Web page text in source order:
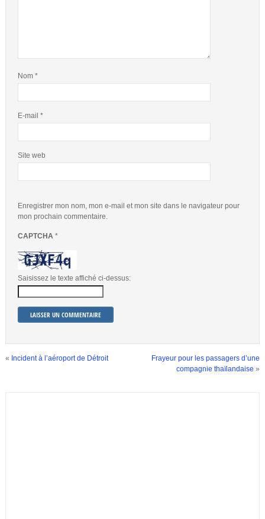
Nom *
E-mail *
Site web
Enregistrer mon nom, mon e-mail et mon site dans le navigateur pour
mon prochain commentaire.
CAPTCHA *
Saisissez le texte affiché ci-dessus:
« Incident à l’aéroport de Détroit
Frayeur pour les passagers d’une
compagnie thaïlandaise »